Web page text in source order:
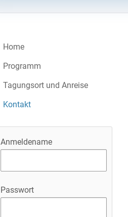
Home
Programm
Tagungsort und Anreise
Kontakt
Anmeldename
Passwort